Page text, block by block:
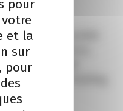
une grande variété
conférence,
cocktail
business meeting,
pour
et la
sur
pour